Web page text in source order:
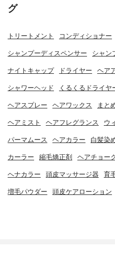
グ
トリートメント コンディショナー
シャンプーディスペンサー シャン
ナイトキャップ ドライヤー ヘア
シャワーヘッド くるくるドライヤ
ヘアスプレー ヘアワックス まと
ヘアミスト ヘアフレグランス ウ
パーマムース ヘアカラー 白髪染
カーラー 縮毛矯正剤 ヘアチョー
ヘナカラー 頭皮マッサージ器 育
増毛パウダー 頭皮ケアローション